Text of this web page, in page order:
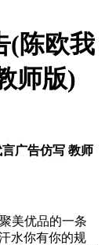
(陈欧我
师版)
广告仿写 教师
美优品的一条
水你有你的规